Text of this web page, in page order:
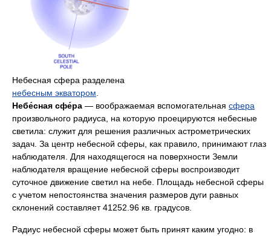
Небесная сфера разделена
небесным экватором
Небе́сная сфе́ра — воображаемая вспомогательная сфера
произвольного радиуса, на которую проецируются небесные
светила: служит для решения различных астрометрических
задач. За центр небесной сферы, как правило, принимают глаз
наблюдателя. Для находящегося на поверхности Земли
наблюдателя вращение небесной сферы воспроизводит
суточное движение светил на небе. Площадь небесной сферы
с учетом непостоянства значения размеров дуги равных
склонений составляет 41252.96 кв. градусов.
Радиус небесной сферы может быть принят каким угодно: в